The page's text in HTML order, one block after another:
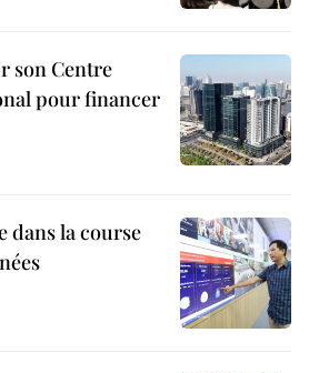
son Centre
pour financer
dans la course